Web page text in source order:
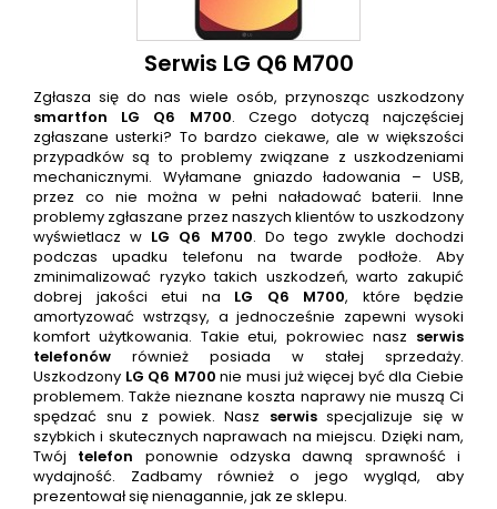
Serwis LG Q6 M700
Zgłasza się do nas wiele osób, przynosząc uszkodzony
smartfon
LG Q6 M700. Czego dotyczą najczęściej
zgłaszane usterki? To bardzo ciekawe, ale w większości
przypadków są to problemy związane z uszkodzeniami
mechanicznymi. Wyłamane gniazdo ładowania – USB,
przez co nie można w pełni naładować baterii. Inne
problemy zgłaszane przez naszych klientów to uszkodzony
wyświetlacz w LG Q6 M700. Do tego zwykle dochodzi
podczas upadku telefonu na twarde podłoże. Aby
zminimalizować ryzyko takich uszkodzeń, warto zakupić
dobrej jakości etui na LG Q6 M700, które będzie
amortyzować wstrząsy, a jednocześnie zapewni wysoki
komfort użytkowania. Takie etui, pokrowiec nasz serwis
telefonów również posiada w stałej sprzedaży.
Uszkodzony LG Q6 M700 nie musi już więcej być dla Ciebie
problemem. Także nieznane koszta naprawy nie muszą Ci
spędzać snu z powiek. Nasz serwisspecjalizuje się w
szybkich i skutecznych naprawach na miejscu. Dzięki nam,
Twój telefon ponownie odzyska dawną sprawność i
wydajność. Zadbamy również o jego wygląd, aby
prezentował się nienagannie, jak ze sklepu.